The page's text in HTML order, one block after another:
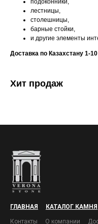
подоконники,
лестницы,
столешницы,
барные стойки,
и другие элементы
Доставка по Казахстану 1-
Хит продаж
ГЛАВНАЯ КАТАЛОГ КАМНЯ
Контакты О компании